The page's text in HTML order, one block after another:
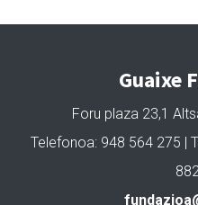
Guaixe
Foru plaza 23,1
Telefonoa: 948 564 275 |